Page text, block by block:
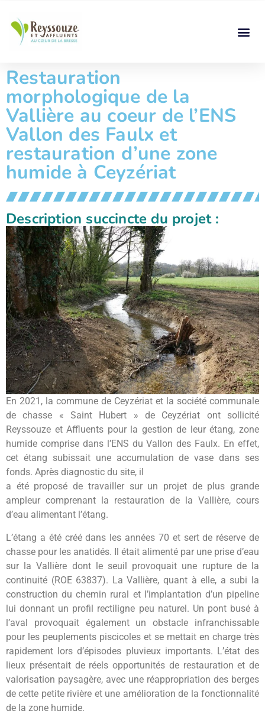
Restauration
morphologique de la
Vallière au coeur de l’ENS
Vallon des Faulx et
restauration d’une zone
humide à Ceyzériat
Description succincte du projet :
En 2021, la commune de Ceyzériat et la société communale
de chasse « Saint Hubert » de Ceyzériat ont sollicité
Reyssouze et Affluents pour la gestion de leur étang, zone
humide comprise dans l’ENS du Vallon des Faulx. En effet,
cet étang subissait une accumulation de vase dans ses
fonds. Après diagnostic du site, il
a été proposé de travailler sur un projet de plus grande
ampleur comprenant la restauration de la Vallière, cours
d’eau alimentant l’étang.
L’étang a été créé dans les années 70 et sert de réserve de
chasse pour les anatidés. Il était alimenté par une prise d’eau
sur la Vallière dont le seuil provoquait une rupture de la
continuité (ROE 63837). La Vallière, quant à elle, a subi la
construction du chemin rural et l’implantation d’un pipeline
lui donnant un profil rectiligne peu naturel. Un pont busé à
l’aval provoquait également un obstacle infranchissable
pour les peuplements piscicoles et se mettait en charge très
rapidement lors d’épisodes pluvieux importants. L’état des
lieux présentait de réels opportunités de restauration et de
valorisation paysagère, avec une réappropriation des berges
de cette petite rivière et une amélioration de la fonctionnalité
de la zone humide.